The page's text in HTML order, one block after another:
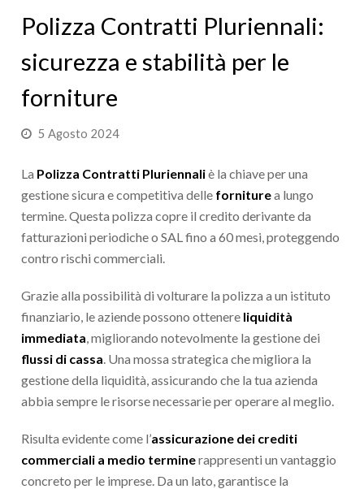
Polizza Contratti Pluriennali:
sicurezza e stabilità per le
forniture
5 Agosto 2024
La Polizza Contratti Pluriennaliè la chiave per una
gestione sicura e competitiva delle forniturea lungo
termine. Questa polizza copre il credito derivante da
fatturazioni periodiche o SAL fino a 60 mesi, proteggendo
contro rischi commerciali.
Grazie alla possibilità di volturare la polizza a un istituto
finanziario, le aziende possono ottenere liquidità
immediata , migliorando notevolmente la gestione dei
flussi di cassa . Una mossa strategica che migliora la
gestione della liquidità, assicurando che la tua azienda
abbia sempre le risorse necessarie per operare al meglio.
Risulta evidente come l’assicurazione dei crediti
commerciali a medio terminerappresenti un vantaggio
concreto per le imprese. Da un lato, garantisce la